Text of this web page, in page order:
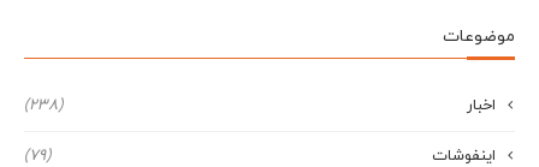
موضوعات
اخبار (238)
اینفوشات (79)